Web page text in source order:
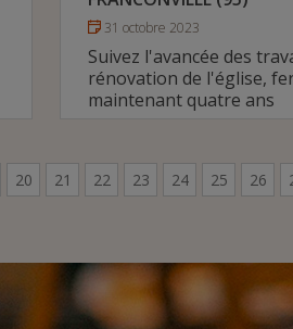
31 octobre 2023
Suivez l'avancée des
rénovation de l'église,
maintenant quatre ans
20 21 22 23 24 25 26